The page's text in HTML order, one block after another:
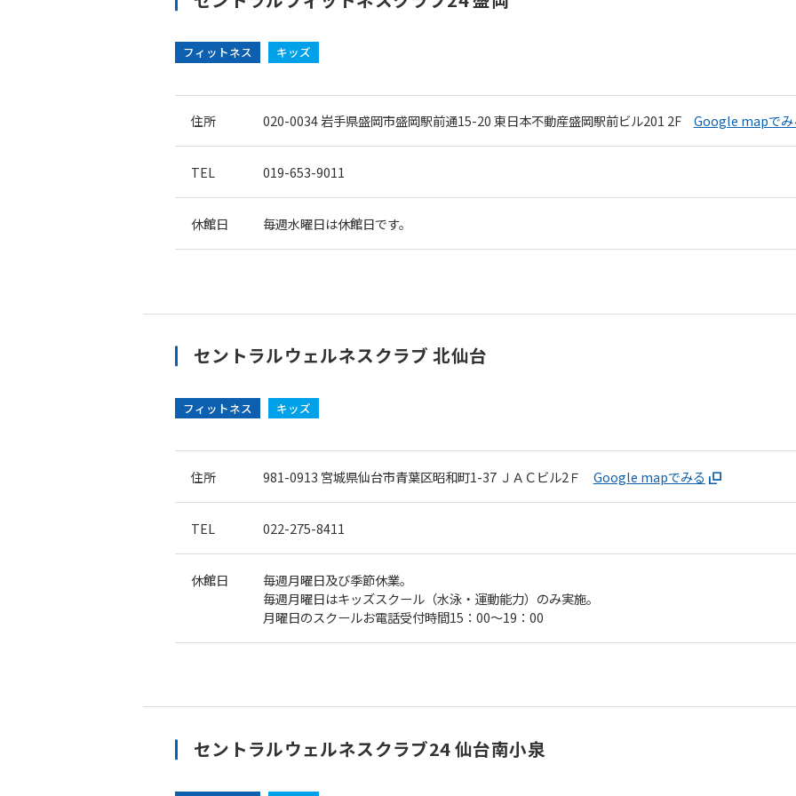
フィットネス キッズ
住所 020-0034岩手県盛岡市盛岡駅前通15-20東日本不動産盛岡駅前ビル201 2F Google mapでみ
TEL 019-653-9011
休館日 毎週水曜日は休館日です。
セントラルウェルネスクラブ 北仙台
フィットネス キッズ
住所 981-0913 宮城県仙台市青葉区昭和町1-37 ＪＡＣビル2Ｆ Google mapでみる
TEL 022-275-8411
休館日
毎週月曜日及び季節休業。
毎週月曜日はキッズスクール（水泳・運動能力）のみ実施。
月曜日のスクールお電話受付時間15：00～19：00
セントラルウェルネスクラブ24 仙台南小泉